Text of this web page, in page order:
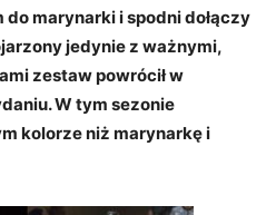
do marynarki i spodni dołączy
jedynie z ważnymi,
zestaw powrócił w
W tym sezonie
kolorze niż marynarkę i